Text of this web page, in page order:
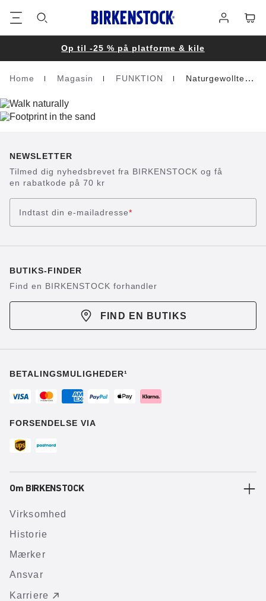
på
Op til -25 % på platforme & kile
Homepage
Home Magasin FUNKTION Naturgewolltes Gehen
NEWSLETTER
Tilmed dig nyhedsbrevet fra BIRKENSTOCK og få
en rabatkode på 70 kr
Indtast din e-mailadresse*
BUTIKS-FINDER
Find en BIRKENSTOCK forhandler
FIND EN BUTIKS
BETALINGSMULIGHEDER¹
FORSENDELSE VIA
Om BIRKENSTOCK
Virksomhed
Historie
Mærker
Ansvar
Karriere